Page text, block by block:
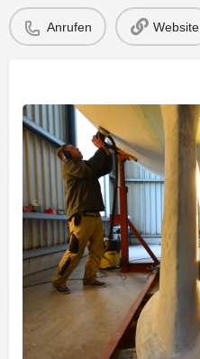
Anrufen Website